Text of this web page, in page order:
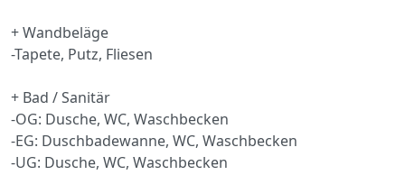
+ Wandbeläge
-Tapete, Putz, Fliesen
+ Bad / Sanitär
-OG: Dusche, WC, Waschbecken
-EG: Duschbadewanne, WC, Waschbecken
-UG: Dusche, WC, Waschbecken